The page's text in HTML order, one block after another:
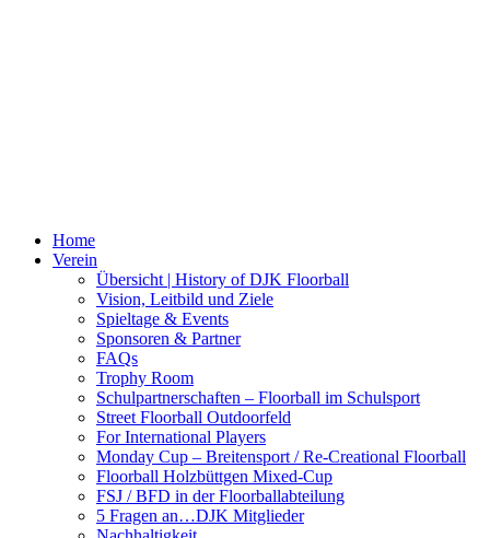
Home
Verein
Übersicht | History of DJK Floorball
Vision, Leitbild und Ziele
Spieltage & Events
Sponsoren & Partner
FAQs
Trophy Room
Schulpartnerschaften – Floorball im Schulsport
Street Floorball Outdoorfeld
For International Players
Monday Cup – Breitensport / Re-Creational Floorball
Floorball Holzbüttgen Mixed-Cup
FSJ / BFD in der Floorballabteilung
5 Fragen an…DJK Mitglieder